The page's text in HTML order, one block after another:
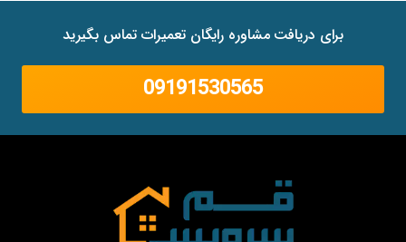
برای دریافت مشاوره رایگان تعمیرات تماس بگیرید
09191530565